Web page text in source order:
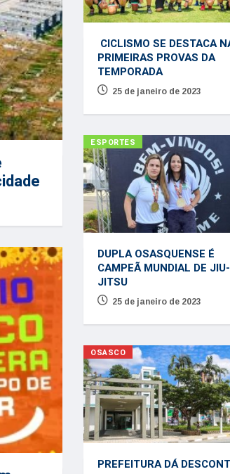
CICLISMO SE DESTACA
PRIMEIRAS PROVAS DA
TEMPORADA
25 de janeiro de 2023
ESPORTES
DUPLA OSASQUENSE É
CAMPEÃ MUNDIAL DE JIU-
JITSU
25 de janeiro de 2023
OSASCO
PREFEITURA DÁ